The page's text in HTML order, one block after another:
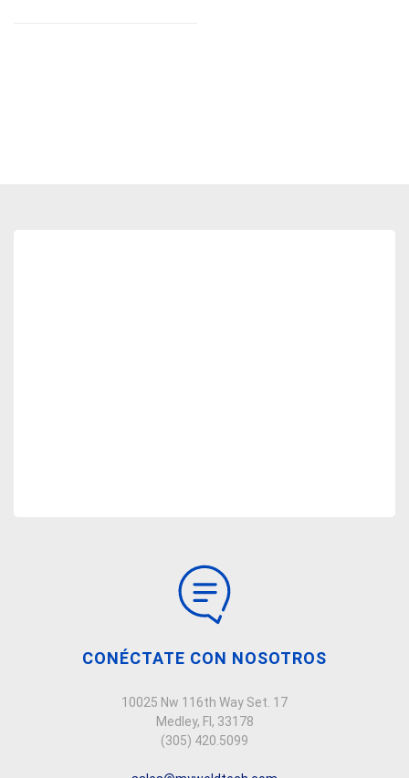
CONÉCTATE CON NOSOTROS
10025 Nw 116th Way Set. 17
Medley, Fl, 33178
(305) 420.5099